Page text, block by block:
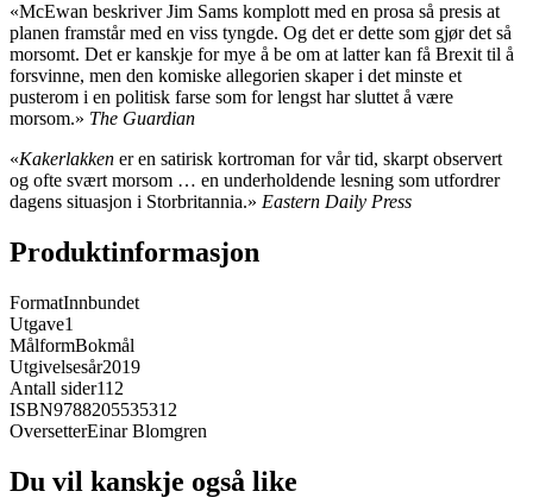
«McEwan beskriver Jim Sams komplott med en prosa så presis at
planen framstår med en viss tyngde. Og det er dette som gjør det så
morsomt. Det er kanskje for mye å be om at latter kan få Brexit til å
forsvinne, men den komiske allegorien skaper i det minste et
pusterom i en politisk farse som for lengst har sluttet å være
morsom.» The Guardian
«Kakerlakken er en satirisk kortroman for vår tid, skarpt observert
og ofte svært morsom … en underholdende lesning som utfordrer
dagens situasjon i Storbritannia.» Eastern Daily Press
Produktinformasjon
FormatInnbundet
Utgave1
MålformBokmål
Utgivelsesår2019
Antall sider112
ISBN9788205535312
OversetterEinar Blomgren
Du vil kanskje også like